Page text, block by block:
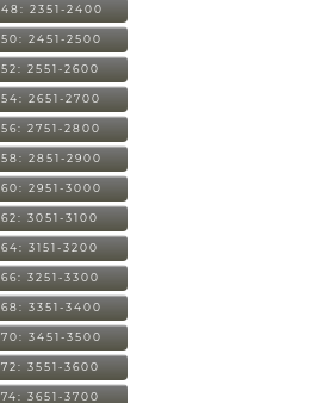
48: 2351-2400
50: 2451-2500
52: 2551-2600
54: 2651-2700
56: 2751-2800
58: 2851-2900
60: 2951-3000
62: 3051-3100
64: 3151-3200
66: 3251-3300
68: 3351-3400
70: 3451-3500
72: 3551-3600
74: 3651-3700